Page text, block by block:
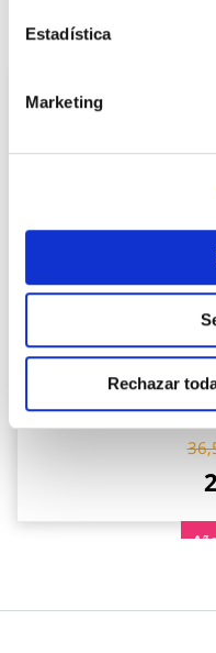
Estadística
Marketing
Rechazar
También te puede interesar
Pie parasol resina